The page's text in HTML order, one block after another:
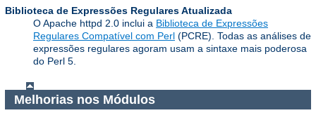
Biblioteca de Expressões Regulares Atualizada
O Apache httpd 2.0 inclui a Biblioteca de Expressões
Regulares Compatível com Perl (PCRE). Todas as análises de
expressões regulares agoram usam a sintaxe mais poderosa
do Perl 5.
Melhorias nos Módulos